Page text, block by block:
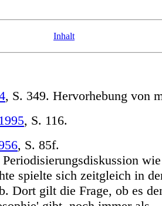
Inhalt
, S. 349. Hervorhebung von
, S. 116.
, S. 85f.
spielte sich zeitgleich in
Dort gilt die Frage, ob es